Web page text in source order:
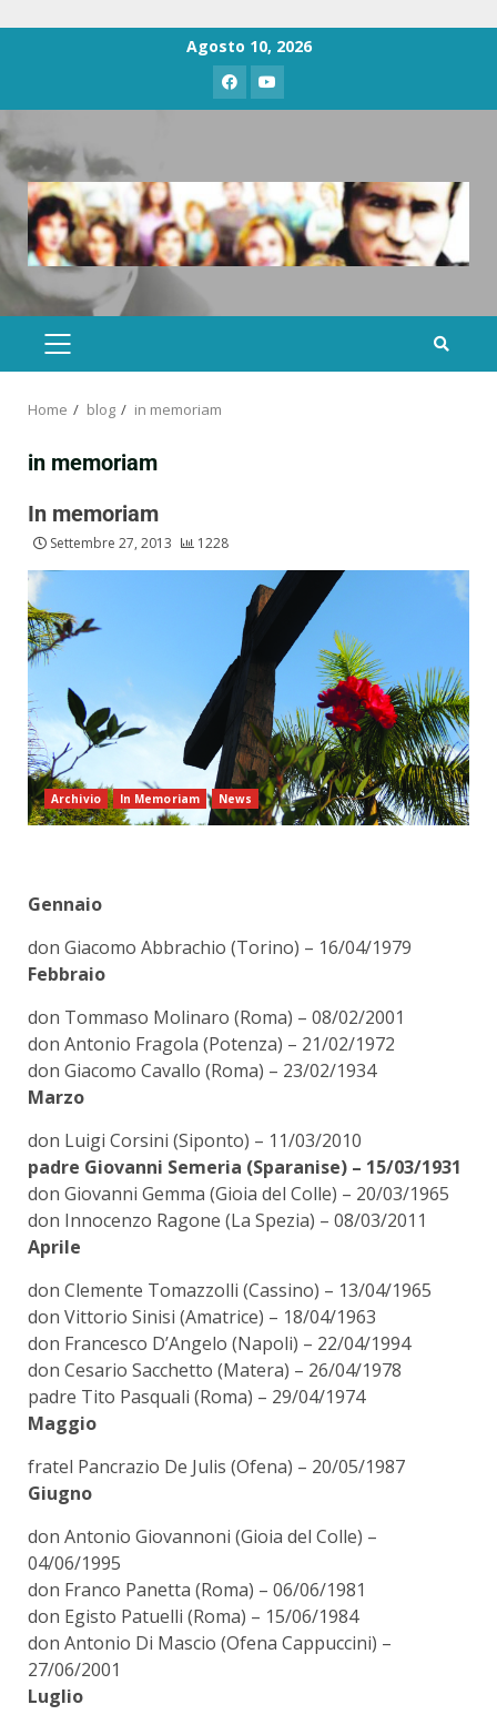
Agosto 10, 2026
Home blog in memoriam
in memoriam
In memoriam
Settembre 27, 2013 1228
Archivio In Memoriam News
Gennaio
don Giacomo Abbrachio (Torino) – 16/04/1979
Febbraio
don Tommaso Molinaro (Roma) – 08/02/2001
don Antonio Fragola (Potenza) – 21/02/1972
don Giacomo Cavallo (Roma) – 23/02/1934
Marzo
don Luigi Corsini (Siponto) – 11/03/2010
padre Giovanni Semeria (Sparanise) – 15/03/1931
don Giovanni Gemma (Gioia del Colle) – 20/03/1965
don Innocenzo Ragone (La Spezia) – 08/03/2011
Aprile
don Clemente Tomazzolli (Cassino) – 13/04/1965
don Vittorio Sinisi (Amatrice) – 18/04/1963
don Francesco D’Angelo (Napoli) – 22/04/1994
don Cesario Sacchetto (Matera) – 26/04/1978
padre Tito Pasquali (Roma) – 29/04/1974
Maggio
fratel Pancrazio De Julis (Ofena) – 20/05/1987
Giugno
don Antonio Giovannoni (Gioia del Colle) –
04/06/1995
don Franco Panetta (Roma) – 06/06/1981
don Egisto Patuelli (Roma) – 15/06/1984
don Antonio Di Mascio (Ofena Cappuccini) –
27/06/2001
Luglio